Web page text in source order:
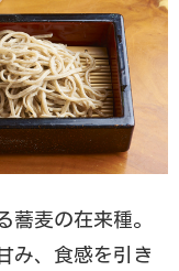
蕎麦の在来種。
み、食感を引き